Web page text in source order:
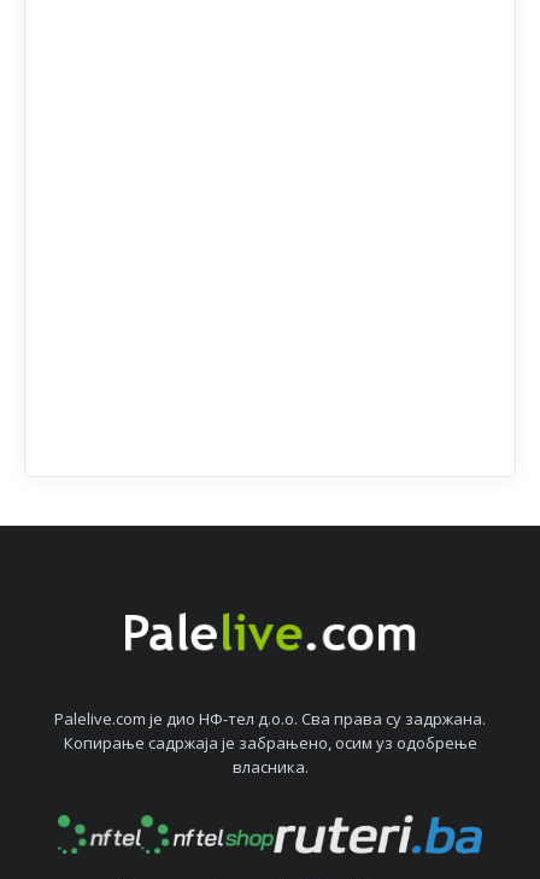
Palelive.com јe дио НФ-тeл д.о.о. Сва права су задржана.
Копирањe садржаја јe забрањeно, осим уз одобрeњe
власника.